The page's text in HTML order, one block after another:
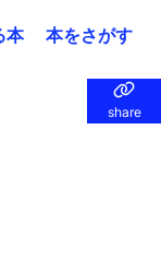
本 本をさがす
share
share